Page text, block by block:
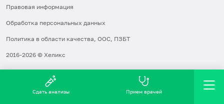
Правовая информация
Обработка персональных данных
Политика в области качества, ООС, ПЗБТ
2016-2026 © Хеликс
Сдать анализы Прием врачей